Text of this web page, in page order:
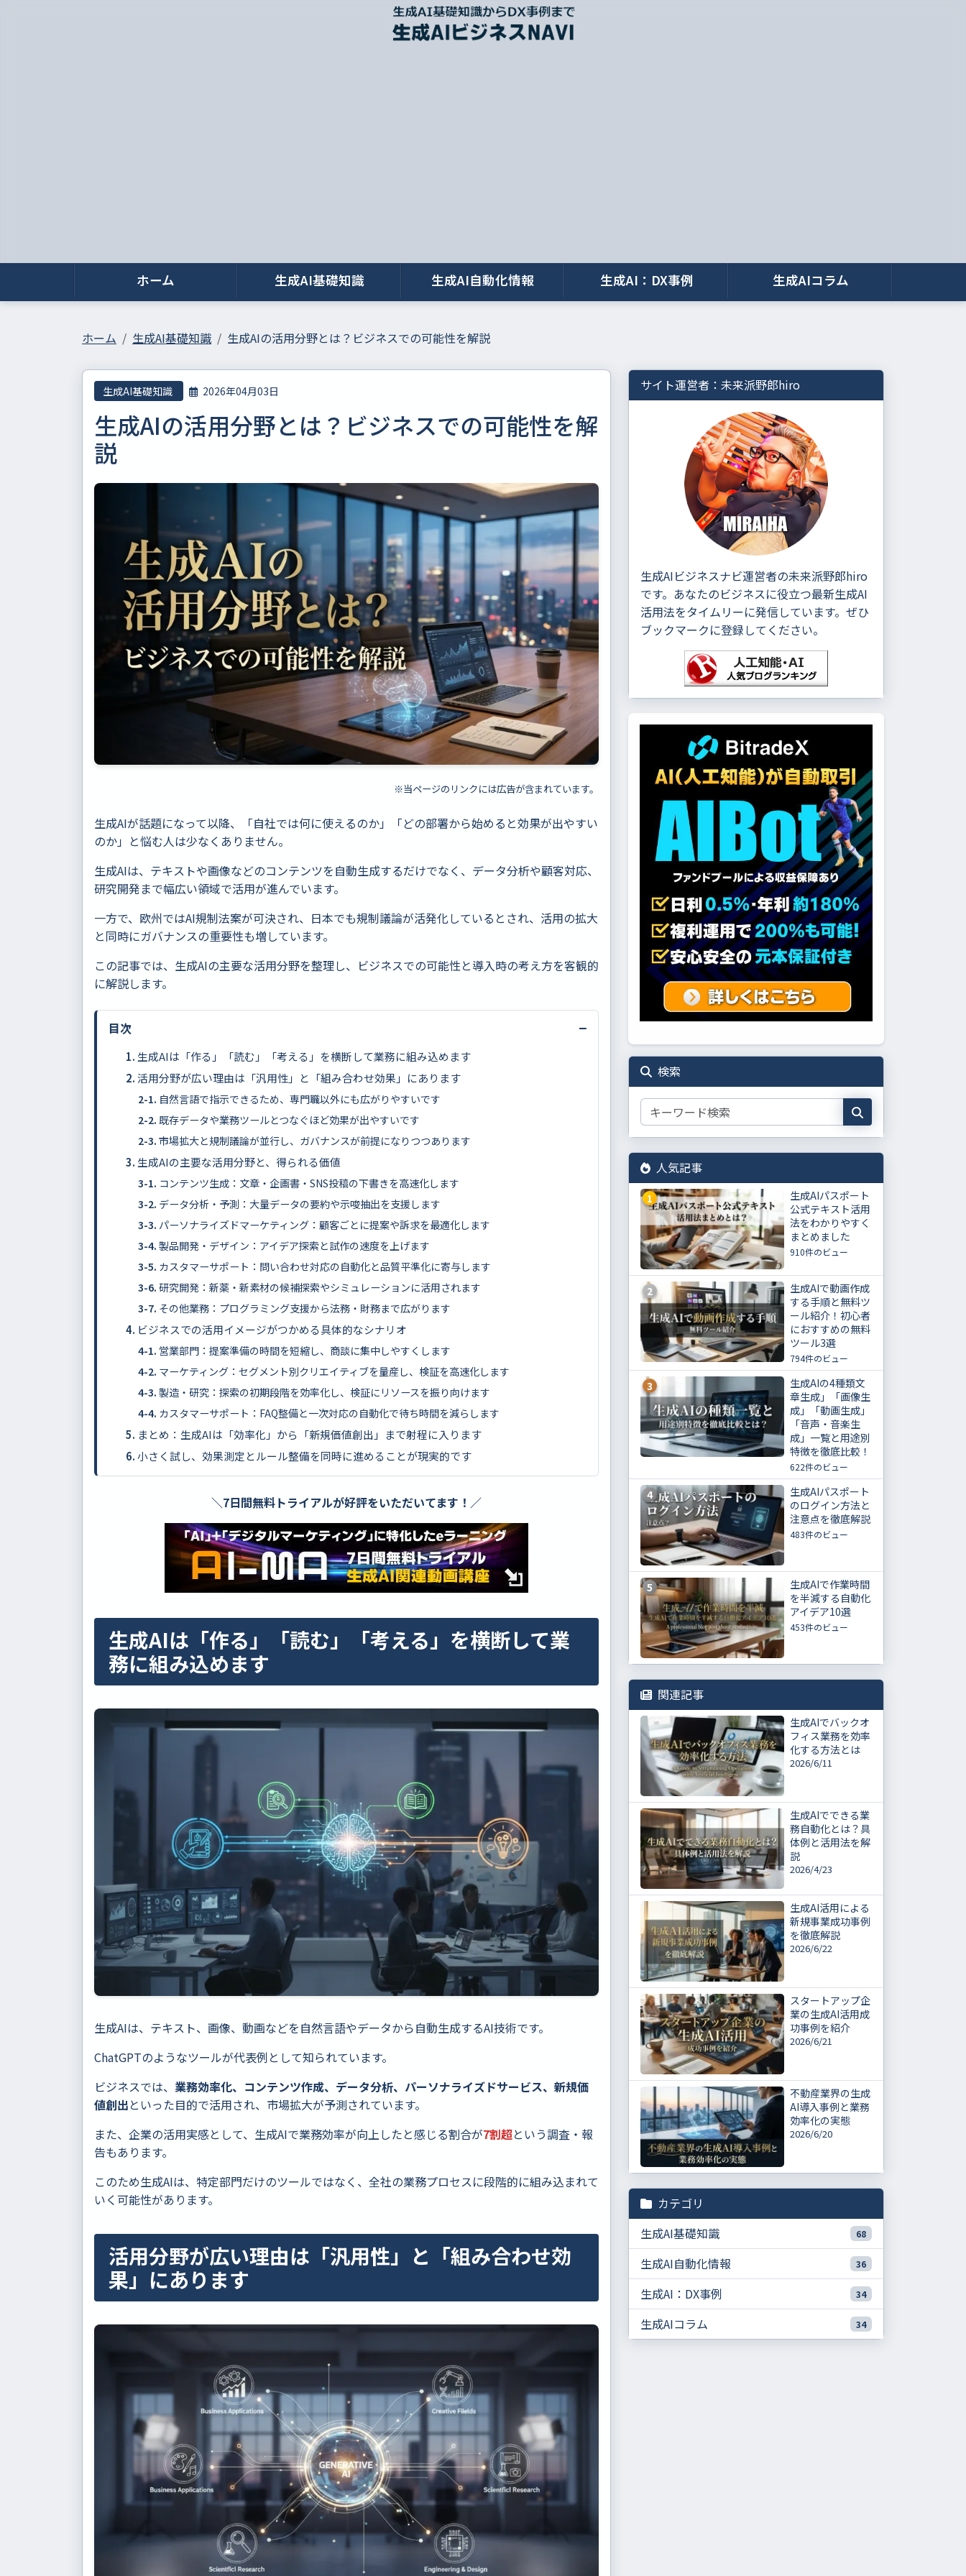
ホーム 生成AI基礎知識 生成AI自動化情報 生成AI：DX事例 生成AIコラム
ホーム 生成AI基礎知識 生成AIの活用分野とは？ビジネスでの可能性を解説
生成AI基礎知識 2026年04月03日
生成AIの活用分野とは？ビジネスでの可能性を解
説
※当ページのリンクには広告が含まれています。
生成AIが話題になって以降、「自社では何に使えるのか」「どの部署から始めると効果が出やすい
のか」と悩む人は少なくありません。
生成AIは、テキストや画像などのコンテンツを自動生成するだけでなく、データ分析や顧客対応、
研究開発まで幅広い領域で活用が進んでいます。
一方で、欧州ではAI規制法案が可決され、日本でも規制議論が活発化しているとされ、活用の拡大
と同時にガバナンスの重要性も増しています。
この記事では、生成AIの主要な活用分野を整理し、ビジネスでの可能性と導入時の考え方を客観的
に解説します。
目次 −
生成AIは「作る」「読む」「考える」を横断して業務に組み込めます
活用分野が広い理由は「汎用性」と「組み合わせ効果」にあります
自然言語で指示できるため、専門職以外にも広がりやすいです
既存データや業務ツールとつなぐほど効果が出やすいです
市場拡大と規制議論が並行し、ガバナンスが前提になりつつあります
生成AIの主要な活用分野と、得られる価値
コンテンツ生成：文章・企画書・SNS投稿の下書きを高速化します
データ分析・予測：大量データの要約や示唆抽出を支援します
パーソナライズドマーケティング：顧客ごとに提案や訴求を最適化します
製品開発・デザイン：アイデア探索と試作の速度を上げます
カスタマーサポート：問い合わせ対応の自動化と品質平準化に寄与します
研究開発：新薬・新素材の候補探索やシミュレーションに活用されます
その他業務：プログラミング支援から法務・財務まで広がります
ビジネスでの活用イメージがつかめる具体的なシナリオ
営業部門：提案準備の時間を短縮し、商談に集中しやすくします
マーケティング：セグメント別クリエイティブを量産し、検証を高速化します
製造・研究：探索の初期段階を効率化し、検証にリソースを振り向けます
カスタマーサポート：FAQ整備と一次対応の自動化で待ち時間を減らします
まとめ：生成AIは「効率化」から「新規価値創出」まで射程に入ります
小さく試し、効果測定とルール整備を同時に進めることが現実的です
＼7日間無料トライアルが好評をいただいてます！／
生成AIは「作る」「読む」「考える」を横断して業
務に組み込めます
生成AIは、テキスト、画像、動画などを自然言語やデータから自動生成するAI技術です。
ChatGPTのようなツールが代表例として知られています。
ビジネスでは、 業務効率化、コンテンツ作成、データ分析、パーソナライズドサービス、新規価
値創出といった目的で活用され、市場拡大が予測されています。
また、企業の活用実感として、生成AIで業務効率が向上したと感じる割合が7割超という調査・報
告もあります。
このため生成AIは、特定部門だけのツールではなく、全社の業務プロセスに段階的に組み込まれて
いく可能性があります。
活用分野が広い理由は「汎用性」と「組み合わせ効
果」にあります
サイト運営者：未来派野郎hiro
生成AIビジネスナビ運営者の未来派野郎hiro
です。あなたのビジネスに役立つ最新生成AI
活用法をタイムリーに発信しています。ぜひ
ブックマークに登録してください。
検索
人気記事
1
生成AIパスポート
公式テキスト活用
法をわかりやすく
まとめました
910件のビュー
2
生成AIで動画作成
する手順と無料ツ
ール紹介！初心者
におすすめの無料
ツール3選
794件のビュー
3
生成AIの4種類文
章生成」「画像生
成」「動画生成」
「音声・音楽生
成」一覧と用途別
特徴を徹底比較！
622件のビュー
4
生成AIパスポート
のログイン方法と
注意点を徹底解説
483件のビュー
5
生成AIで作業時間
を半減する自動化
アイデア10選
453件のビュー
関連記事
生成AIでバックオ
フィス業務を効率
化する方法とは
2026/6/11
生成AIでできる業
務自動化とは？具
体例と活用法を解
説
2026/4/23
生成AI活用による
新規事業成功事例
を徹底解説
2026/6/22
スタートアップ企
業の生成AI活用成
功事例を紹介
2026/6/21
不動産業界の生成
AI導入事例と業務
効率化の実態
2026/6/20
カテゴリ
生成AI基礎知識
68
生成AI自動化情報 36
生成AI：DX事例 34
生成AIコラム 34